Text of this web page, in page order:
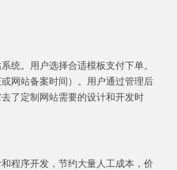
统。用户选择合适模板支付下单。
网站备案时间）。用户通过管理后
了定制网站需要的设计和开发时
程序开发，节约大量人工成本，价